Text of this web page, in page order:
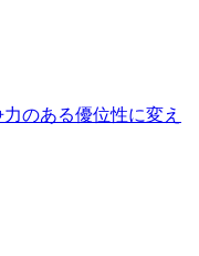
のある優位性に変え